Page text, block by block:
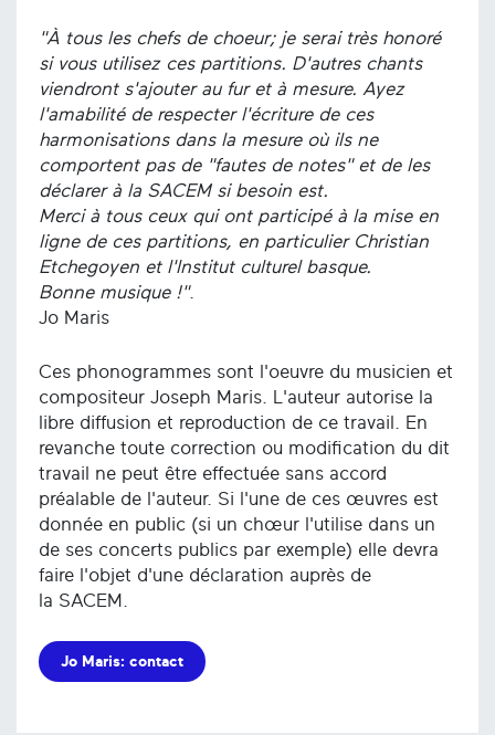
"À tous les chefs de choeur; je serai très honoré
si vous utilisez ces partitions. D'autres chants
viendront s'ajouter au fur et à mesure. Ayez
l'amabilité de respecter l'écriture de ces
harmonisations dans la mesure où ils ne
comportent pas de "fautes de notes" et de les
déclarer à la SACEM si besoin est.
Merci à tous ceux qui ont participé à la mise en
ligne de ces partitions, en particulier Christian
Etchegoyen et l'Institut culturel basque.
Bonne musique !".
Jo Maris
Ces phonogrammes sont l'oeuvre du musicien et
compositeur Joseph Maris. L'auteur autorise la
libre diffusion et reproduction de ce travail. En
revanche toute correction ou modification du dit
travail ne peut être effectuée sans accord
préalable de l'auteur. Si l'une de ces œuvres est
donnée en public (si un chœur l'utilise dans un
de ses concerts publics par exemple) elle devra
faire l'objet d'une déclaration auprès de
la SACEM.
Jo Maris: contact